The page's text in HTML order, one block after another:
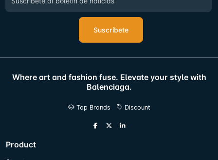
Suscríbete
Where art and fashion fuse. Elevate your style with
Balenciaga.
Top Brands Discount
Product